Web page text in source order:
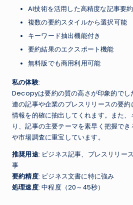
AI技術を活用した高精度な記事要約
複数の要約スタイルから選択可能
キーワード抽出機能付き
要約結果のエクスポート機能
無料版でも商用利用可能
私の体験:
Decopyは要約の質の高さが印象的でし
連の記事や企業のプレスリリースの要
情報を的確に抽出してくれます。また、
り、記事の主要テーマを素早く把握で
や市場調査に重宝しています。
推奨用途: ビジネス記事、プレスリリー
事
要約精度: ビジネス文書に特に強み
処理速度: 中程度（20～45秒）